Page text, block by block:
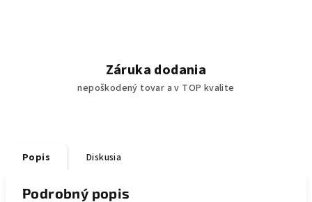
Záruka dodania
nepoškodený tovar a v TOP kvalite
Popis Diskusia
Podrobný popis